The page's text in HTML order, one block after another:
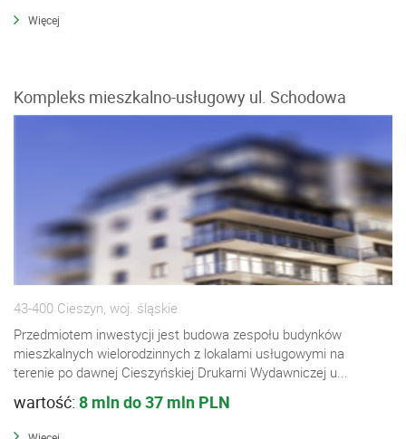
Więcej
Kompleks mieszkalno-usługowy ul. Schodowa
43-400 Cieszyn, woj. śląskie
Przedmiotem inwestycji jest budowa zespołu budynków
mieszkalnych wielorodzinnych z lokalami usługowymi na
terenie po dawnej Cieszyńskiej Drukarni Wydawniczej u...
wartość: 8 mln do 37 mln PLN